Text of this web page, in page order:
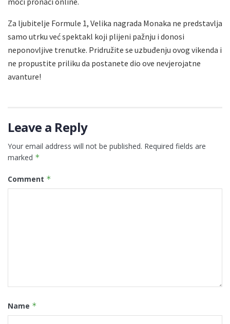
Za ljubitelje Formule 1, Velika nagrada Monaka ne predstavlja
samo utrku već spektakl koji plijeni pažnju i donosi
neponovljive trenutke. Pridružite se uzbuđenju ovog vikenda i
ne propustite priliku da postanete dio ove nevjerojatne
avanture!
Leave a Reply
Your email address will not be published. Required fields are
marked *
Comment *
Name *